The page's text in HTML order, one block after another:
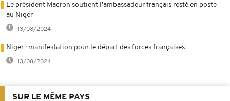
Le président Macron soutient l'ambassadeur français resté en poste
au Niger
13/08/2024
Niger : manifestation pour le départ des forces françaises
13/08/2024
SUR LE MÊME PAYS